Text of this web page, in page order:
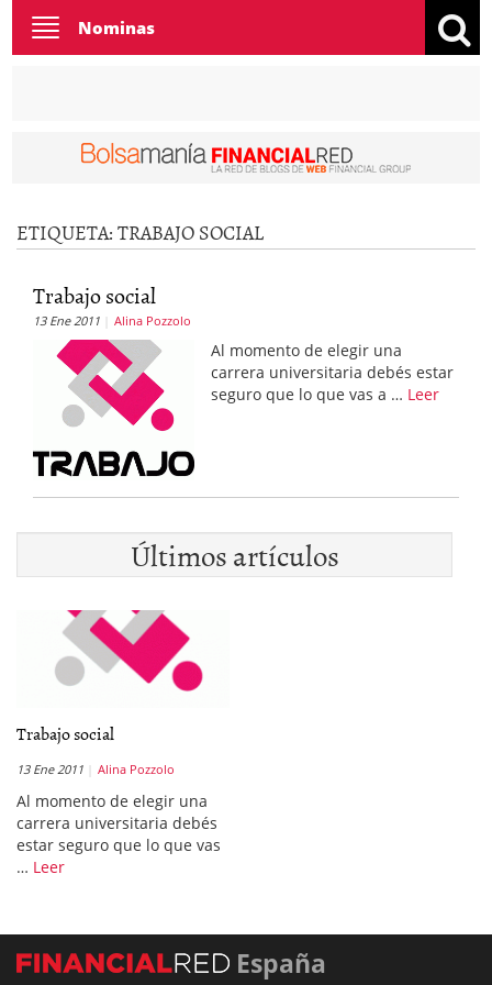
Toggle
navigation
Nominas
ETIQUETA:TRABAJO SOCIAL
Trabajo social
13 Ene 2011 Alina Pozzolo
Al momento de elegir una
carrera universitaria debés estar
seguro que lo que vas a … Leer
Últimos artículos
Trabajo social
13 Ene 2011 Alina Pozzolo
Al momento de elegir una
carrera universitaria debés
estar seguro que lo que vas
… Leer
España